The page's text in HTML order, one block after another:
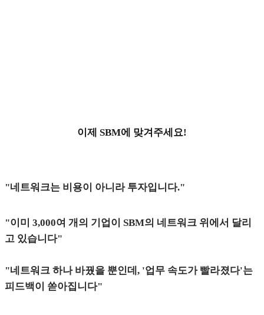
이제 SBM에 맞겨주세요!
"네트워크는 비용이 아니라 투자입니다."
"이미 3,000여 개의 기업이 SBM의 네트워크 위에서 달리
고 있습니다"
"네트워크 하나 바꿨을 뿐인데, '업무 속도가 빨라졌다'는
피드백이 쏟아집니다"